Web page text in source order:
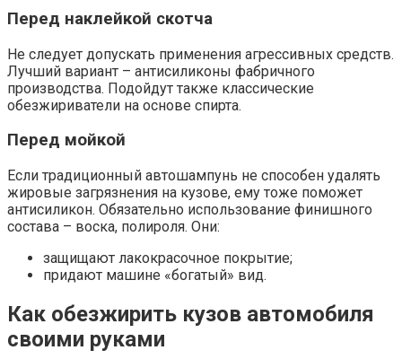
Перед наклейкой скотча
Не следует допускать применения агрессивных средств.
Лучший вариант – антисиликоны фабричного
производства. Подойдут также классические
обезжириватели на основе спирта.
Перед мойкой
Если традиционный автошампунь не способен удалять
жировые загрязнения на кузове, ему тоже поможет
антисиликон. Обязательно использование финишного
состава – воска, полироля. Они:
защищают лакокрасочное покрытие;
придают машине «богатый» вид.
Как обезжирить кузов автомобиля
своими руками